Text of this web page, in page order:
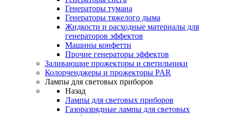
Генераторы тумана
Генераторы тяжелого дыма
Жидкости и расходные материалы для
генераторов эффектов
Машины конфетти
Прочие генераторы эффектов
Заливающие прожекторы и светильники
Колорченджеры и прожекторы PAR
Лампы для световых приборов
Назад
Лампы для световых приборов
Газоразрядные лампы для световых